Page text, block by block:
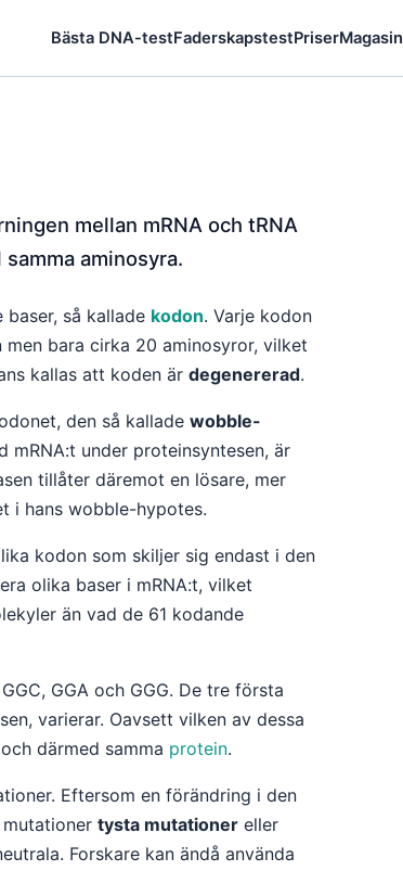
Bästa DNA-testFaderskapstestPriserMagasin
mellan mRNA och tRNA
aminosyra.
så kallade kodon. Varje kodon
bara cirka 20 aminosyror, vilket
kallas att koden är degenererad.
den så kallade wobble-
mRNA:t under proteinsyntesen, är
tillåter däremot en lösare, mer
i hans wobble-hypotes.
kodon som skiljer sig endast i den
olika baser i mRNA:t, vilket
än vad de 61 kodande
GGA och GGG. De tre första
varierar. Oavsett vilken av dessa
därmed samma protein.
Eftersom en förändring i den
tysta mutationer eller
Forskare kan ändå använda